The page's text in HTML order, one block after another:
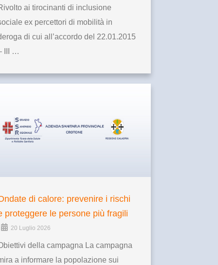
ai tirocinanti di inclusione
ex percettori di mobilità in
di cui all’accordo del 22.01.2015
III …
di calore: prevenire i rischi
proteggere le persone più fragili
20 Luglio 2026
della campagna La campagna
a informare la popolazione sui